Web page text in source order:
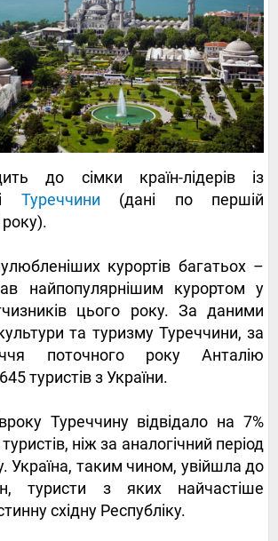
до сімки країн-лідерів із
Туреччини (дані по першій
курортів багатьох –
найпопулярнішим курортом у
цього року. За даними
та туризму Туреччини, за
поточного року Анталію
туристів з України.
Туреччину відвідало на 7%
ніж за аналогічний період
Україна, таким чином, увійшла до
туристи з яких найчастіше
східну Республіку.